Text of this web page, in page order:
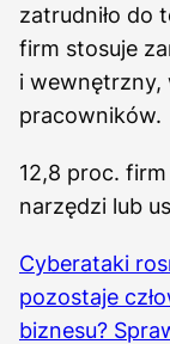
zatrudniło do
firm stosuje
i
pracowników.
12,8 proc.
narzędzi lub
Cyberataki
pozostaje
biznesu?